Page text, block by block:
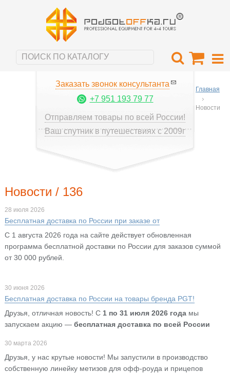
Заказать звонок консультанта
+7 951 193 79 77
Отправляем товары по всей России!
Ваш спутник в путешествиях с 2009г
Главная
Новости
Новости / 136
28 июля 2026
Бесплатная доставка по России при заказе от
С 1 августа 2026 года на сайте действует обновленная
программа бесплатной доставки по России для заказов суммой
от 30 000 рублей.
30 июня 2026
Бесплатная доставка по России на товары бренда PGT!
Друзья, отличная новость! С 1 по 31 июля 2026 годамы
запускаем акцию — бесплатная доставка по всей России
30 марта 2026
Друзья, у нас крутые новости! Мы запустили в производство
собственную линейку метизов для офф-роуда и прицепов